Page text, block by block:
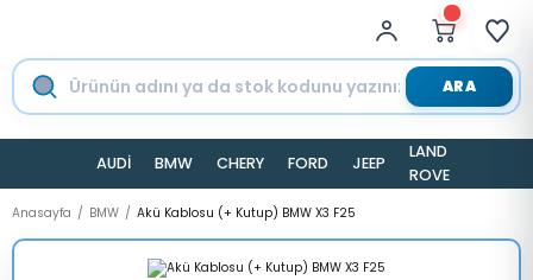
ARA
AUDİ BMW CHERY FORD JEEP
LAND
ROVER
Anasayfa BMW Akü Kablosu (+ Kutup) BMW X3 F25